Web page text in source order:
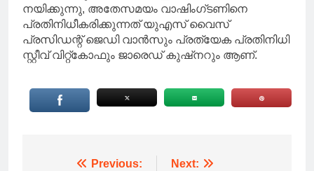
നയിക്കുന്നു, അതേസമയം വാഷിംഗ്ടണിനെ
പ്രതിനിധീകരിക്കുന്നത് യുഎസ് വൈസ്
പ്രസിഡന്റ് ജെഡി വാൻസും പ്രത്യേക പ്രതിനിധി
സ്റ്റീവ് വിറ്റ്കോഫും ജാരെഡ് കുഷ്നറും ആണ്.
Previous: Next: